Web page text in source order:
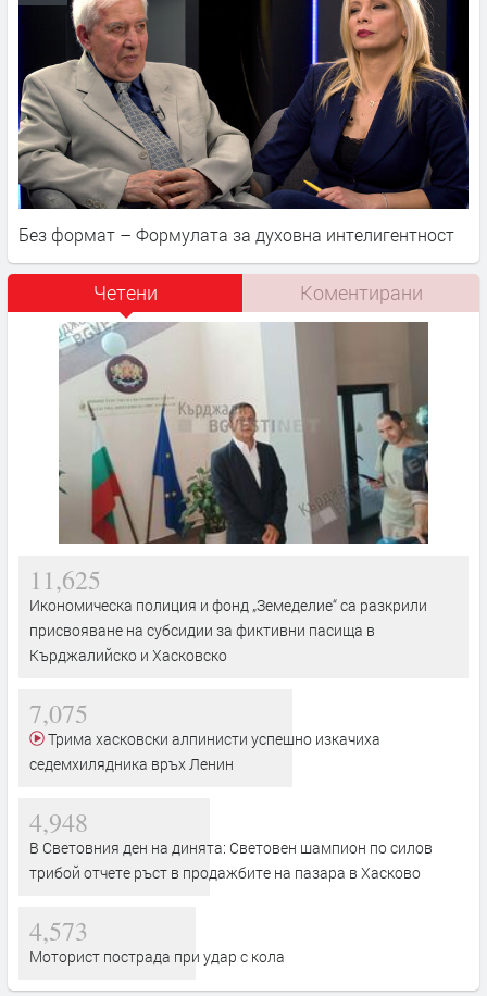
Без формат – Формулата за духовна интелигентност
Четени Коментирани
11,625
Икономическа полиция и фонд „Земеделие“ са разкрили
присвояване на субсидии за фиктивни пасища в
Кърджалийско и Хасковско
7,075
седемхилядника връх Ленин
4,948
В Световния ден на динята: Световен шампион по силов
трибой отчете ръст в продажбите на пазара в Хасково
4,573
Моторист пострада при удар с кола